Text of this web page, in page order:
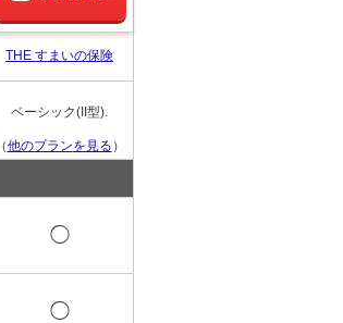
THE すまいの保険
ベーシック(II型).
（他のプランを見る ）
◯
◯